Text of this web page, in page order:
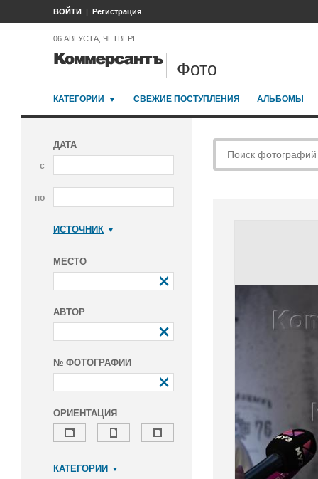
ВОЙТИ Регистрация
06 АВГУСТА, ЧЕТВЕРГ
Фото
КАТЕГОРИИ СВЕЖИЕ ПОСТУПЛЕНИЯ АЛЬБОМЫ
ДАТА
с
по
ИСТОЧНИК
МЕСТО
АВТОР
№ ФОТОГРАФИИ
ОРИЕНТАЦИЯ
КАТЕГОРИИ